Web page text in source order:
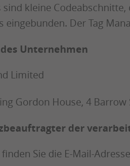
sind kleine
eingebunden. Der Tag
Unternehmen
Limited
Gordon House, 4 Barrow
der
Sie die E-Mail-